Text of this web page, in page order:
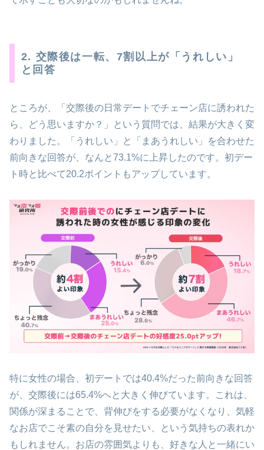
2. 交際後は一転、7割以上が「うれしい」
と回答
ところが、「交際後の日常デートでチェーン店に誘われた
ら、どう思いますか？」という質問では、結果が大きく変
わりました。「うれしい」と「まあうれしい」を合わせた
前向きな回答が、なんと73.1%に上昇したのです。初デー
ト時と比べて20.2ポイントもアップしています。
特に女性の場合、初デートでは40.4%だった前向きな回答
が、交際後には65.4%へと大きく伸びています。これは、
関係が深まることで、背伸びをする必要がなくなり、気軽
なお店でこそ素の自分を見せたい、という気持ちの表れか
もしれません。お店の雰囲気よりも、好きな人と一緒にい